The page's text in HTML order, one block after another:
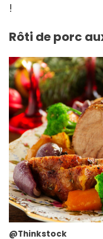
!
Rôti de porc
@Thinkstock